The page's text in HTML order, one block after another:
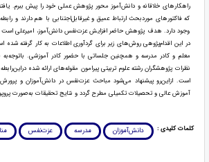
راهکارهای خلاقانه و دانش‌آموز محور پژوهش عملی خود را پیش ببرم.
که فاکتورهای موردبحث ارتباط عمیق و غیرقابل‌اجتنابی با هم دارند و
وجود دارد. هدف پژوهش حاضر افزایش عزت‌نفس دانش‌آموز، امیرعلی
در این اقدام‌پژوهی روش‌های زیر برای گردآوری اطلاعات به کار گرفته
معلم و کادر مدرسه و همچنین جلساتی با حضور کادر آموزشی.
نظرات پژوهشگران رشته علوم تربیتی پیرامون مقوله‌های ارائه شده
است. ازاین‌رو پیشنهاد می‌شود مباحث عزت‌نفس در دانش‌آموزان و
آموزش عالی و تحصیلات تکمیلی مطرح گردد و نتایج تحقیقات به‌صورت
کلمات کلیدی : دانش‌آموزان مدرسه عزت‌نفس